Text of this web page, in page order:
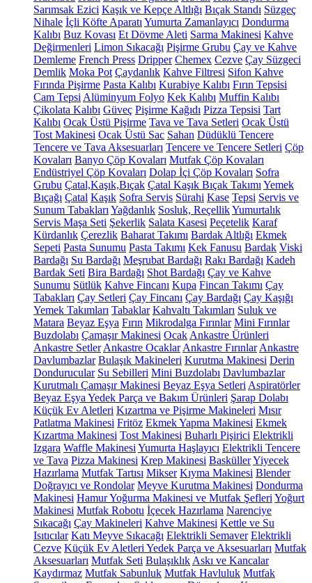
Sarımsak Ezici Kaşık ve Kepçe Altlığı Bıçak Standı Süzgeç
Nihale İçli Köfte Aparatı Yumurta Zamanlayıcı Dondurma
Kalıbı Buz Kovası Et Dövme Aleti Sarma Makinesi Kahve
Değirmenleri Limon Sıkacağı Pişirme Grubu Çay ve Kahve
Demleme French Press Dripper Chemex Cezve Çay Süzgeci
Demlik Moka Pot Çaydanlık Kahve Filtresi Sifon Kahve
Fırında Pişirme Pasta Kalıbı Kurabiye Kalıbı Fırın Tepsisi
Cam Tepsi Alüminyum Folyo Kek Kalıbı Muffin Kalıbı
Çikolata Kalıbı Güveç Pişirme Kağıdı Pizza Tepsisi Tart
Kalıbı Ocak Üstü Pişirme Tava ve Tava Setleri Ocak Üstü
Tost Makinesi Ocak Üstü Sac Sahan Düdüklü Tencere
Tencere ve Tava Aksesuarları Tencere ve Tencere Setleri Çöp
Kovaları Banyo Çöp Kovaları Mutfak Çöp Kovaları
Endüstriyel Çöp Kovaları Dolap İçi Çöp Kovaları Sofra
Grubu Çatal,Kaşık,Bıçak Çatal Kaşık Bıçak Takımı Yemek
Bıçağı Çatal Kaşık Sofra Servis Sürahi Kase Tepsi Servis ve
Sunum Tabakları Yağdanlık Sosluk, ReçellikYumurtalık
Servis Maşa Seti Şekerlik Salata Kasesi Peçetelik Karaf
Kürdanlık Çerezlik Baharat Takımı Bardak Altlığı Ekmek
Sepeti Pasta Sunumu Pasta Takımı Kek Fanusu Bardak Viski
Bardağı Su Bardağı Meşrubat Bardağı Rakı Bardağı Kadeh
Bardak Seti Bira Bardağı Shot Bardağı Çay ve Kahve
Sunumu Sütlük Kahve Fincanı Kupa Fincan Takımı Çay
Tabakları Çay Setleri Çay Fincanı Çay Bardağı Çay Kaşığı
Yemek Takımları Tabaklar Kahvaltı Takımları Suluk ve
Matara Beyaz Eşya Fırın Mikrodalga Fırınlar Mini Fırınlar
Buzdolabı Çamaşır Makinesi Ocak Ankastre Ürünleri
Ankastre Setler Ankastre Ocaklar Ankastre Fırınlar Ankastre
Davlumbazlar Bulaşık Makineleri Kurutma Makinesi Derin
Dondurucular Su Sebilleri Mini Buzdolabı Davlumbazlar
Kurutmalı Çamaşır Makinesi Beyaz Eşya Setleri Aspiratörler
Beyaz Eşya Yedek Parça ve Bakım Ürünleri Şarap Dolabı
Küçük Ev Aletleri Kızartma ve Pişirme Makineleri Mısır
Patlatma Makinesi Fritöz Ekmek Yapma Makinesi Ekmek
Kızartma Makinesi Tost Makinesi Buharlı Pişirici Elektrikli
Izgara Waffle Makinesi Yumurta Haşlayıcı Elektrikli Tencere
ve Tava Pizza Makinesi Krep Makinesi BasküllerYiyecek
Hazırlama Mutfak Tartısı Mikser Kıyma Makinesi Blender
Doğrayıcı ve Rondolar Meyve Kurutma Makinesi Dondurma
Makinesi Hamur Yoğurma Makinesi ve Mutfak Şefleri Yoğurt
Makinesi Mutfak Robotu İçecek Hazırlama Narenciye
Sıkacağı Çay Makineleri Kahve Makinesi Kettle ve Su
Isıtıcılar Katı Meyve Sıkacağı Elektrikli Semaver Elektrikli
Cezve Küçük Ev Aletleri Yedek Parça ve Aksesuarları Mutfak
Aksesuarları Mutfak Seti Bulaşıklık Askı ve Kancalar
Kaydırmaz Mutfak Sabunluk Mutfak Havluluk Mutfak